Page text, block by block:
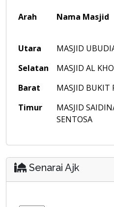
Arah Nama Masjid
Utara
MASJID
Selatan
MASJID AL
Barat
MASJID BUKIT
Timur
MASJID
SENTOSA
Senarai Ajk